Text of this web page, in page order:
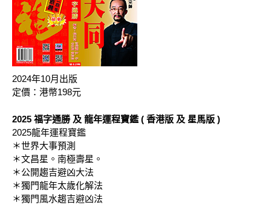
2024年10月出版
定價：港幣198元
2025 福字通勝 及 龍年運程寶鑑 ( 香港版 及 星馬版 )
2025龍年運程寶鑑
＊世界大事預測
＊文昌星。南極壽星。
＊公開趨吉避凶大法
＊獨門龍年太歲化解法
＊獨門風水趨吉避凶法